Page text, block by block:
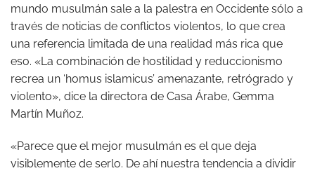
mundo musulmán sale a la palestra en Occidente sólo a
través de noticias de conflictos violentos, lo que crea
una referencia limitada de una realidad más rica que
eso. «La combinación de hostilidad y reduccionismo
recrea un ‘homus islamicus’ amenazante, retrógrado y
violento», dice la directora de Casa Árabe, Gemma
Martín Muñoz.
«Parece que el mejor musulmán es el que deja
visiblemente de serlo. De ahí nuestra tendencia a dividir